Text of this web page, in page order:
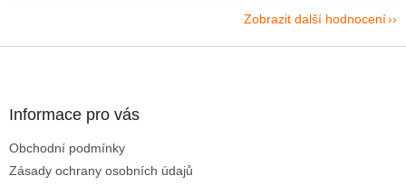
Zobrazit další hodnocení
Informace pro vás
Obchodní podmínky
Zásady ochrany osobních údajů